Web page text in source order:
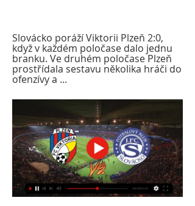
Slovácko poráží Viktorii Plzeň 2:0,
když v každém poločase dalo jednu
branku. Ve druhém poločase Plzeň
prostřídala sestavu několika hráči do
ofenzívy a ...